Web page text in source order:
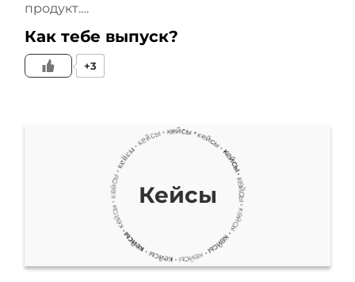
видит, что это наш
автосалон.
клиентов, но что важно?
Важно правильно
подбирать инструменты
под конкретную задачу.
Если говорить про
продукт.…
Как тебе выпуск?
+3
Кейсы